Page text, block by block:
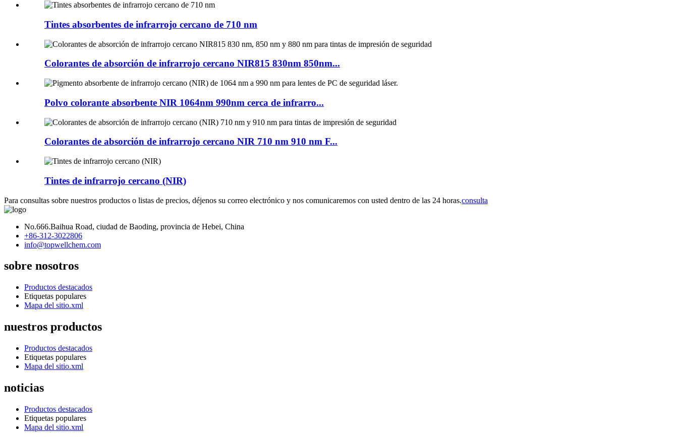
Tintes absorbentes de infrarrojo cercano de 710 nm
Colorantes de absorción de infrarrojo cercano NIR815 830nm 850nm...
Polvo colorante absorbente NIR 1064nm 990nm cerca de infrarro...
Colorantes de absorción de infrarrojo cercano NIR 710 nm 910 nm F...
Tintes de infrarrojo cercano (NIR)
Para consultas sobre nuestros productos o listas de precios, déjenos su correo electrónico y nos comunicaremos con usted dentro de las 24 horas.consulta
No.666.Baihua Road, ciudad de Baoding, provincia de Hebei, China
+86-312-3022806
info@topwellchem.com
sobre nosotros
Productos destacados
Etiquetas populares
Mapa del sitio.xml
nuestros productos
Productos destacados
Etiquetas populares
Mapa del sitio.xml
noticias
Productos destacados
Etiquetas populares
Mapa del sitio.xml